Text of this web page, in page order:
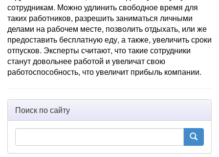
сотрудникам. Можно удлинить свободное время для
таких работников, разрешить заниматься личными
делами на рабочем месте, позволить отдыхать, или же
предоставить бесплатную еду, а также, увеличить сроки
отпусков. Эксперты считают, что такие сотрудники
станут довольнее работой и увеличат свою
работоспособность, что увеличит прибыль компании.
Поиск по сайту